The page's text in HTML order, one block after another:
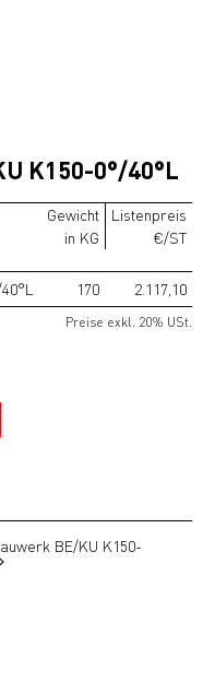
K150-0°/40°L
Gewicht
in KG
Listenpreis
€/ST
170 2.117,10
Preise exkl. 20% USt.
BE/KU K150-